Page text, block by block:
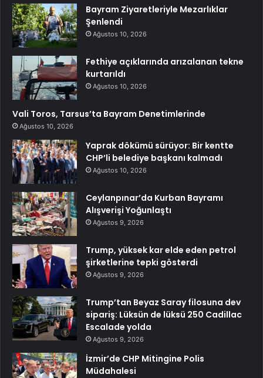
Bayram Ziyaretleriyle Mezarlıklar
Şenlendi
Ağustos 10, 2026
Fethiye açıklarında arızalanan tekne
kurtarıldı
Ağustos 10, 2026
Vali Toros, Tarsus’ta Bayram Denetimlerinde
Ağustos 10, 2026
Yaprak dökümü sürüyor: Bir kentte
CHP’li belediye başkanı kalmadı
Ağustos 10, 2026
Ceylanpınar’da Kurban Bayramı
Alışverişi Yoğunlaştı
Ağustos 9, 2026
Trump, yüksek kar elde eden petrol
şirketlerine tepki gösterdi
Ağustos 9, 2026
Trump’tan Beyaz Saray filosuna dev
sipariş: Lüksün de lüksü 250 Cadillac
Escalade yolda
Ağustos 9, 2026
İzmir’de CHP Mitingine Polis
Müdahalesi